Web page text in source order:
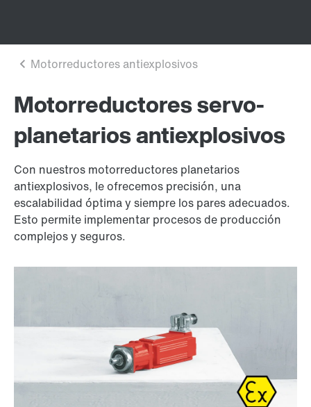
Motorreductores servo-
planetarios antiexplosivos
Con nuestros motorreductores planetarios
antiexplosivos, le ofrecemos precisión, una
escalabilidad óptima y siempre los pares adecuados.
Esto permite implementar procesos de producción
complejos y seguros.